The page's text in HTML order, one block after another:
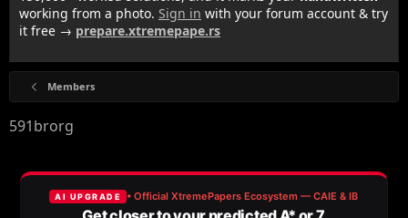
working from a photo. Sign in with your forum account & try
it free → prepare.xtremepape.rs
Members
591brorg